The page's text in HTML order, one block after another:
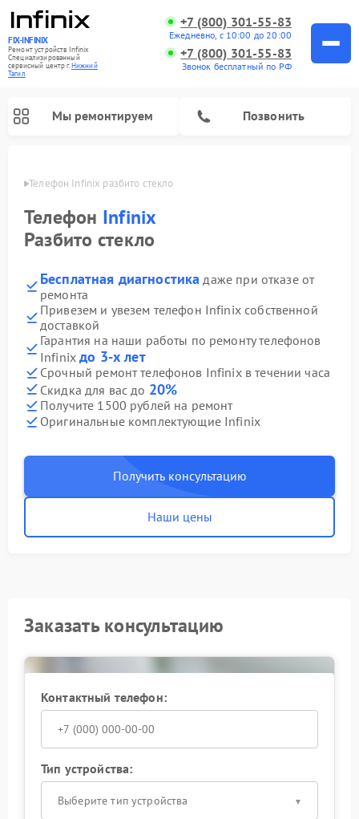
FIX-INFINIX
Ремонт устройств Infinix
Специализированный
cервисный центр г.Нижний
Тагил
+7 (800) 301-55-83
Ежедневно, с 10:00 до 20:00
+7 (800) 301-55-83
Звонок бесплатный по РФ
Мы ремонтируем Позвонить
Телефон Infinix разбито стекло
Телефон Infinix
Разбито стекло
Бесплатная диагностика даже при отказе от
ремонта
Привезем и увезем телефон Infinix собственной
доставкой
Гарантия на наши работы по ремонту телефонов
Infinixдо 3-х лет
Срочный ремонт телефонов Infinix в течении часа
Скидка для вас до 20%
Получите 1500 рублей на ремонт
Оригинальные комплектующие Infinix
Получить консультацию
Наши цены
Заказать консультацию
Контактный телефон:
Тип устройства:
Выберите тип устройства